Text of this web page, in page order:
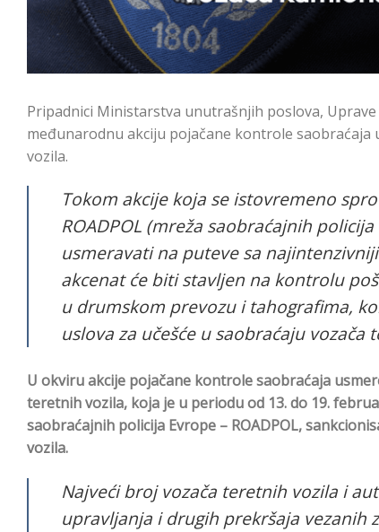
Pripadnici Ministarstva unutrašnjih poslova,
međunarodnu akciju pojačane kontrole
vozila.
Tokom akcije koja se istovremeno
ROADPOL (mreža saobraćajnih
usmeravati na puteve sa
akcenat će biti stavljen na kontrolu
u drumskom prevozu i tahografima,
uslova za učešće u saobraćaju
U okviru akcije pojačane kontrole saobraćaja
teretnih vozila, koja je u periodu od 13. do 19.
saobraćajnih policija Evrope – ROADPOL,
vozila.
Najveći broj vozača teretnih vozila i
upravljanja i drugih prekršaja vezanih